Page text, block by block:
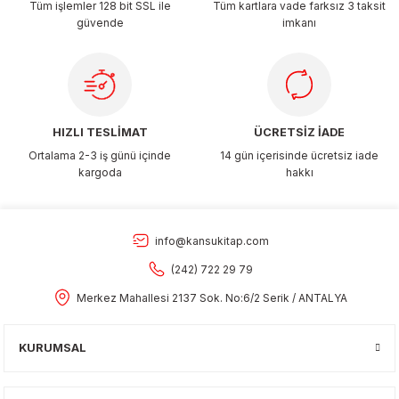
Tüm işlemler 128 bit SSL ile
güvende
Tüm kartlara vade farksız 3 taksit
imkanı
HIZLI TESLİMAT
Ortalama 2-3 iş günü içinde
kargoda
ÜCRETSİZ İADE
14 gün içerisinde ücretsiz iade
hakkı
info@kansukitap.com
(242) 722 29 79
Merkez Mahallesi 2137 Sok. No:6/2 Serik / ANTALYA
KURUMSAL